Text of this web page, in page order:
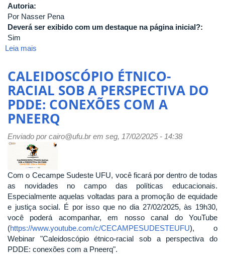
Autoria:
Por Nasser Pena
Deverá ser exibido com um destaque na página inicial?:
Sim
Leia mais
em
Monte
Carmelo
CALEIDOSCÓPIO ÉTNICO-
RACIAL SOB A PERSPECTIVA DO
PDDE: CONEXÕES COM A
PNEERQ
Enviado porcairo@ufu.brem seg, 17/02/2025 - 14:38
Com o Cecampe Sudeste UFU, você ficará por dentro de todas
as novidades no campo das políticas educacionais.
Especialmente aquelas voltadas para a promoção de equidade
e justiça social. É por isso que no dia 27/02/2025, às 19h30,
você poderá acompanhar, em nosso canal do YouTube
(https://www.youtube.com/c/CECAMPESUDESTEUFU), o
Webinar "Caleidoscópio étnico-racial sob a perspectiva do
PDDE: conexões com a Pneerq".